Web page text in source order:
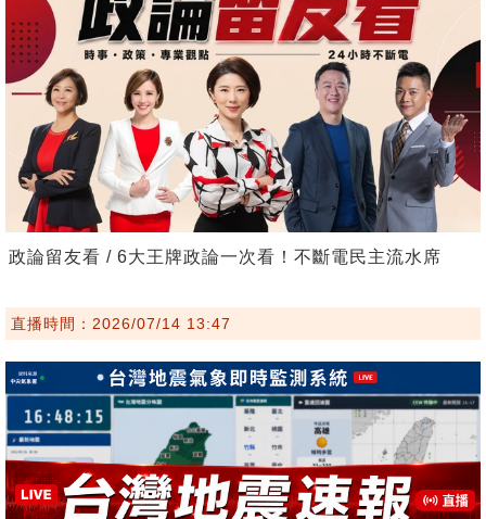
政論留友看 / 6大王牌政論一次看！不斷電民主流水席
直播時間：2026/07/14 13:47